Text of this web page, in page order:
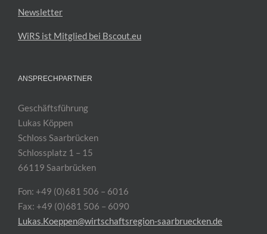
Newsletter
WiRS ist Mitglied bei Bscout.eu
ANSPRECHPARTNER
Geschäftsführung
Lukas Köppen
Schloss Saarbrücken
Schlossplatz 1 – 15
66119 Saarbrücken
Fon: +49 (0)681 506 – 6016
Fax: +49 (0)681 506 – 6090
Lukas.Koeppen@wirtschaftsregion-saarbruecken.de